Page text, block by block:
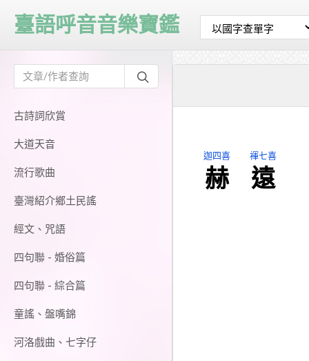
古詩詞欣賞
大道天音
流行歌曲
臺灣紹介鄉土民謠
經文、咒語
四句聯 - 婚俗篇
四句聯 - 綜合篇
童謠、盤嘴錦
河洛戲曲、七字仔
臺語呼音音樂寶鑑
迦四喜
赫
褌七喜
遠